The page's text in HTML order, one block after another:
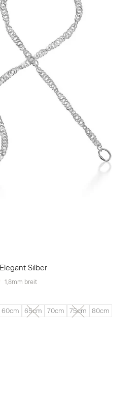
Silber
1,8mm breit
60cm 65cm 70cm 75cm 80cm